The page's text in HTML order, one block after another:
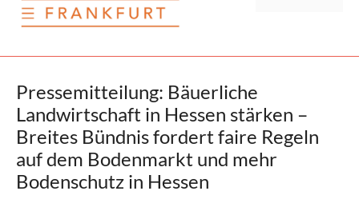
Pressemitteilung: Bäuerliche
Landwirtschaft in Hessen stärken –
Breites Bündnis fordert faire Regeln
auf dem Bodenmarkt und mehr
Bodenschutz in Hessen